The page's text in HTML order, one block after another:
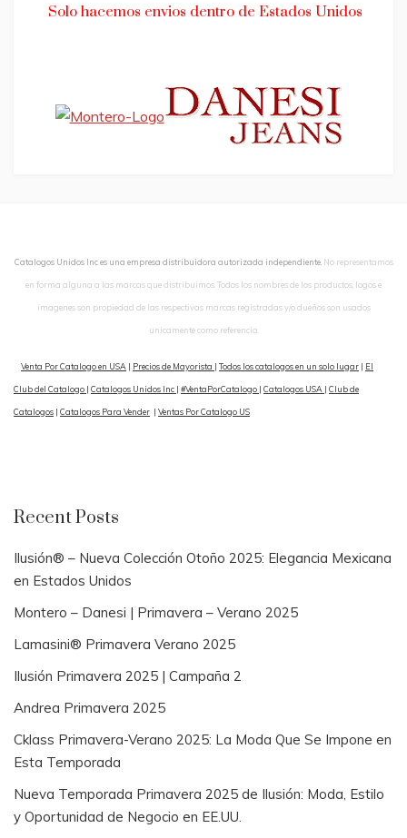
Solo hacemos envios dentro de Estados Unidos
Catalogos Unidos Inc es una empresa distribuidora autorizada independiente. No representamos
en forma alguna a las marcas que distribuimos. Todos los nombres de los productos, logos e
imagenes son propiedad de las respectivas marcas registradas y/o dueños son usados
unicamente como referencia.
Venta Por Catalogo en USA | Precios de Mayorista | Todos los catalogos en un solo lugar | El
Club del Catalogo | Catalogos Unidos Inc | #VentaPorCatalogo | Catalogos USA | Club de
Catalogos | Catalogos Para Vender | Ventas Por Catalogo US
Recent Posts
Ilusión® – Nueva Colección Otoño 2025: Elegancia Mexicana
en Estados Unidos
Montero – Danesi | Primavera – Verano 2025
Lamasini® Primavera Verano 2025
Ilusión Primavera 2025 | Campaña 2
Andrea Primavera 2025
Cklass Primavera-Verano 2025: La Moda Que Se Impone en
Esta Temporada
Nueva Temporada Primavera 2025 de Ilusión: Moda, Estilo
y Oportunidad de Negocio en EE.UU.